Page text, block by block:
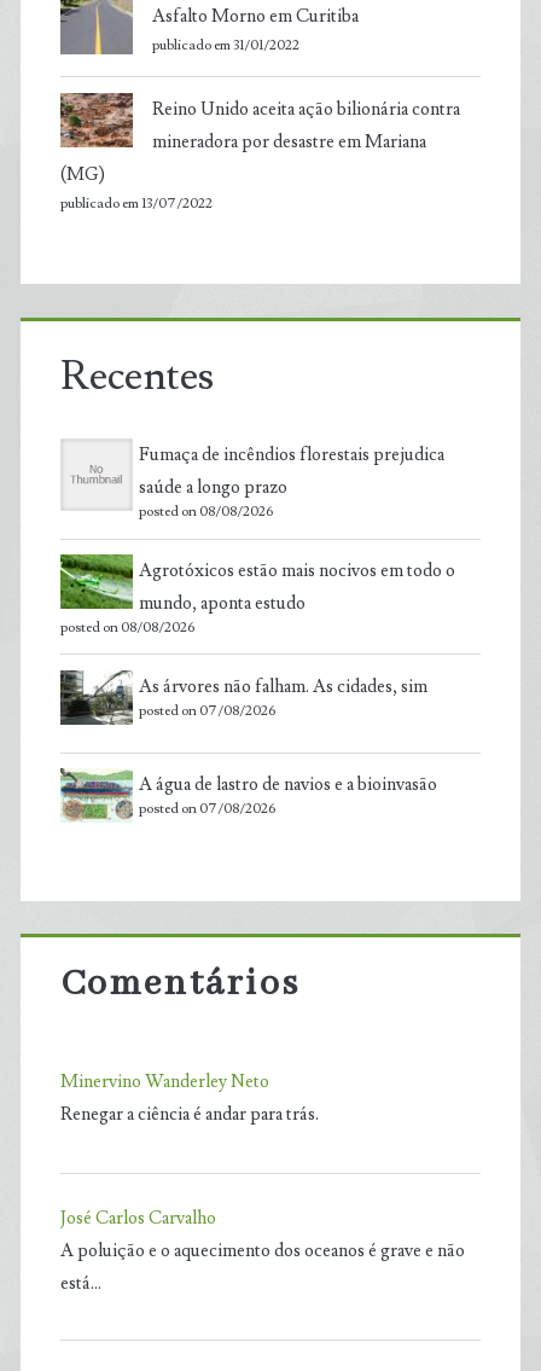
Asfalto Morno em Curitiba
publicado em 31/01/2022
Reino Unido aceita ação bilionária contra
mineradora por desastre em Mariana
(MG)
publicado em 13/07/2022
Recentes
Fumaça de incêndios florestais prejudica
saúde a longo prazo
posted on 08/08/2026
Agrotóxicos estão mais nocivos em todo o
mundo, aponta estudo
posted on 08/08/2026
As árvores não falham. As cidades, sim
posted on 07/08/2026
A água de lastro de navios e a bioinvasão
posted on 07/08/2026
Comentários
Minervino Wanderley Neto
Renegar a ciência é andar para trás.
José Carlos Carvalho
A poluição e o aquecimento dos oceanos é grave e não
está…